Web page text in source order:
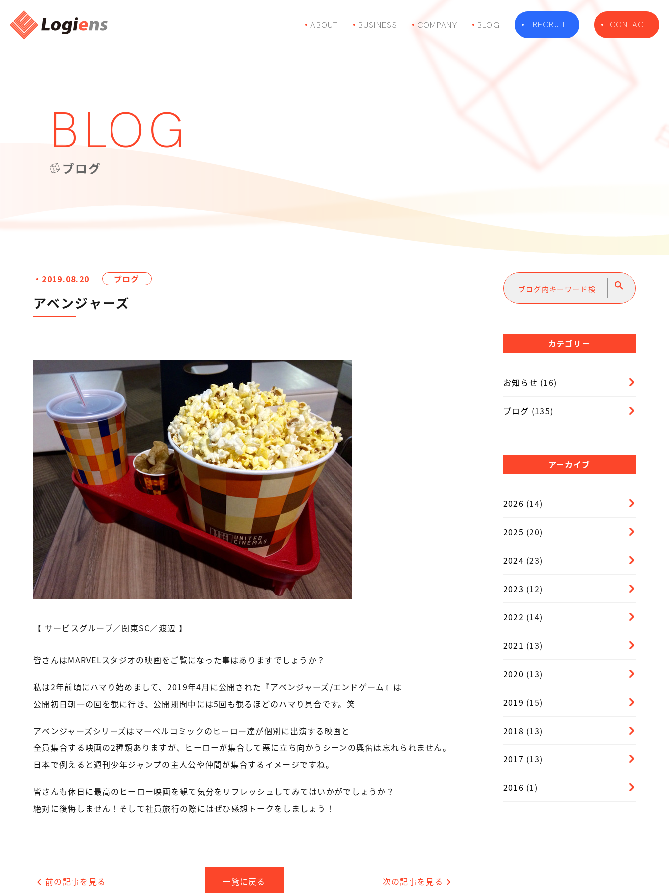
ABOUT BUSINESS COMPANY BLOG RECRUIT CONTACT
BLOG
ブログ
・2019.08.20 ブログ
アベンジャーズ
【 サービスグループ／関東SC／渡辺 】
皆さんはMARVELスタジオの映画をご覧になった事はありますでしょうか？
私は2年前頃にハマり始めまして、2019年4月に公開された『アベンジャーズ/エンドゲーム』は
公開初日朝一の回を観に行き、公開期間中には5回も観るほどのハマり具合です。笑
アベンジャーズシリーズはマーベルコミックのヒーロー達が個別に出演する映画と
全員集合する映画の2種類ありますが、ヒーローが集合して悪に立ち向かうシーンの興奮は忘れられません。
日本で例えると週刊少年ジャンプの主人公や仲間が集合するイメージですね。
皆さんも休日に最高のヒーロー映画を観て気分をリフレッシュしてみてはいかがでしょうか？
絶対に後悔しません！そして社員旅行の際にはぜひ感想トークをしましょう！
chevron_left 前の記事を見る 一覧に戻る 次の記事を見る chevron_right
カテゴリー
お知らせ (16)
ブログ (135)
アーカイブ
2026 (14)
2025 (20)
2024 (23)
2023 (12)
2022 (14)
2021 (13)
2020 (13)
2019 (15)
2018 (13)
2017 (13)
2016 (1)